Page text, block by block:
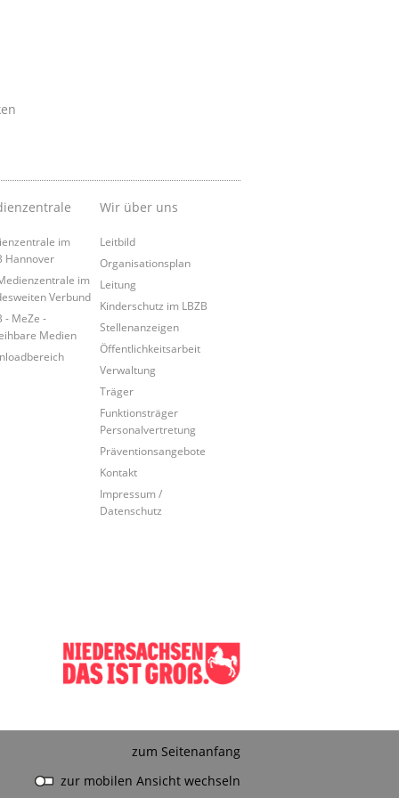
im
Hannover
im
Verbund
- MeZe -
Medien
Wir über uns
Leitbild
Organisationsplan
Leitung
Kinderschutz im LBZB
Stellenanzeigen
Öffentlichkeitsarbeit
Verwaltung
Träger
Funktionsträger
Personalvertretung
Präventionsangebote
Kontakt
Impressum /
Datenschutz
zum Seitenanfang
zur mobilen Ansicht wechseln